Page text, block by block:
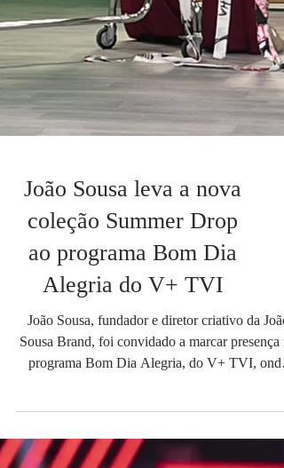
João Sousa leva a nova
coleção Summer Drop
ao programa Bom Dia
Alegria do V+ TVI
João Sousa, fundador e diretor criativo da João
Sousa Brand, foi convidado a marcar presença
apresentou a mais recente coleção da marca,
Summer Drop 26, e partilhou o seu percurso no
universo da moda. Durante a entrevista com Zé